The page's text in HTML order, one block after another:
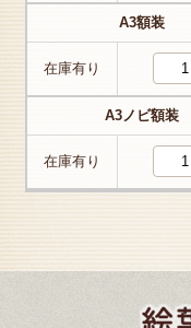
A3額装
在庫有り
A3ノビ額装
在庫有り